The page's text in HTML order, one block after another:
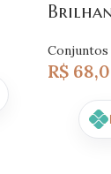
Conjuntos
R$